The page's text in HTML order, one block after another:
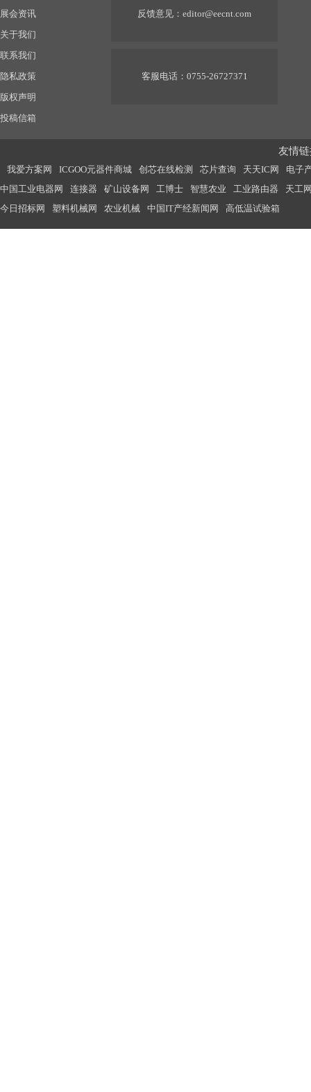
展会资讯
关于我们
联系我们
隐私政策
版权声明
投稿信箱
反馈意见： editor@eecnt.com
客服电话：0755-26727371
友情
我爱方案网 ICGOO元器件商城 创芯在线检测 芯片查询 天天IC网
电子
中国工业电器网
连接器 矿山设备网 工博士 智慧农业 工业路由器
天工
今日招标网
塑料机械网 农业机械 中国IT产经新闻网 高低温试验箱